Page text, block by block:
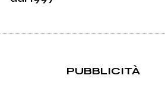
PUBBLICITÀ